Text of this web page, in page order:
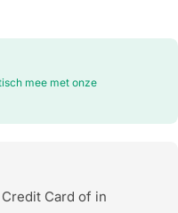
mee met onze
Card of in